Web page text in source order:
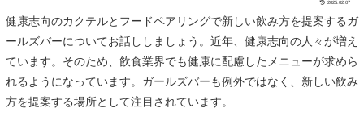
2025.02.07
健康志向のカクテルとフードペアリングで新しい飲み方を提案するガ
ールズバーについてお話ししましょう。近年、健康志向の人々が増え
ています。そのため、飲食業界でも健康に配慮したメニューが求めら
れるようになっています。ガールズバーも例外ではなく、新しい飲み
方を提案する場所として注目されています。